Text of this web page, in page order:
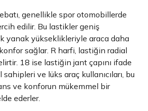
genellikle spor otomobillerde
edilir. Bu lastikler geniş
yanak yükseklikleriyle araca daha
sağlar. R harfi, lastiğin radial
18 ise lastiğin jant çapını ifade
ve lüks araç kullanıcıları, bu
ve konforun mükemmel bir
ederler.